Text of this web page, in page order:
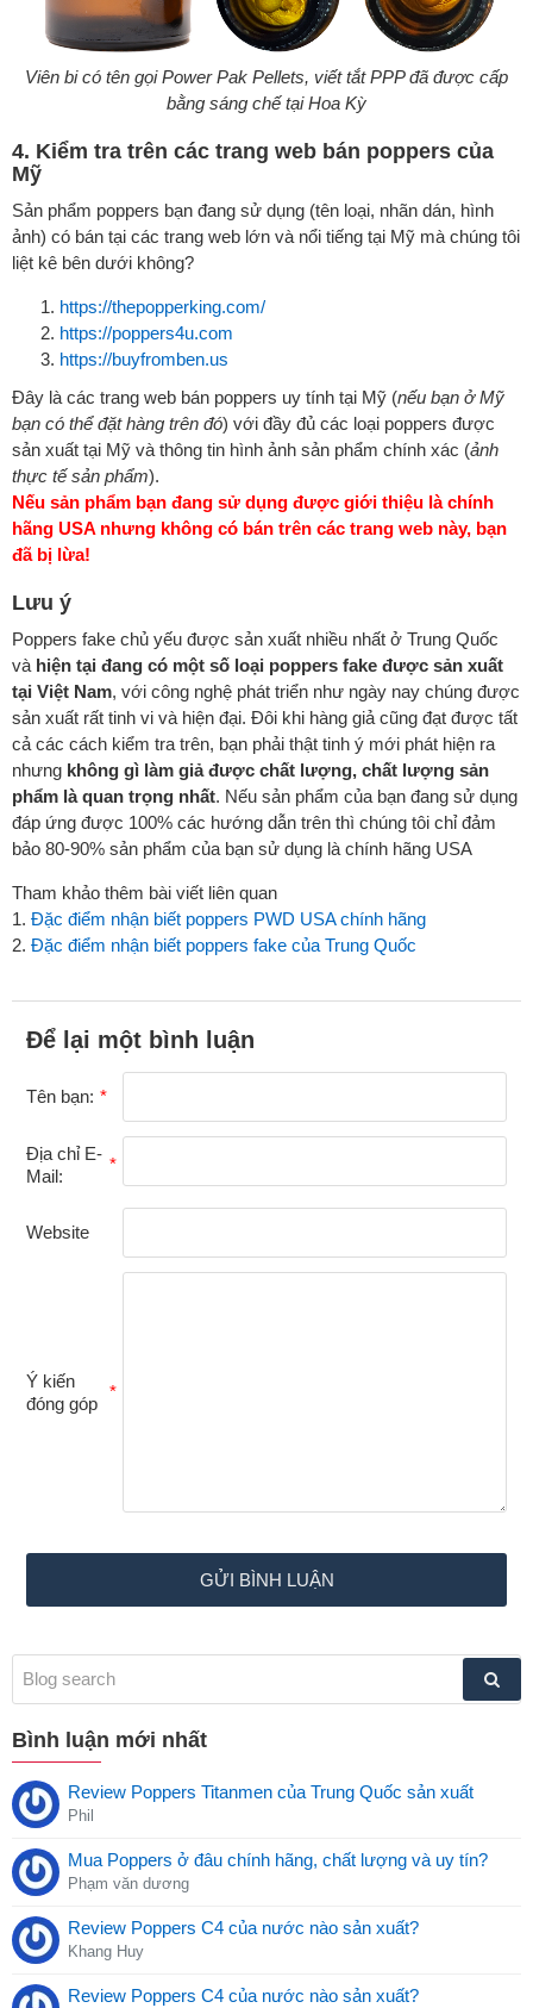
Viên bi có tên gọi Power Pak Pellets, viết tắt PPP đã được cấp
bằng sáng chế tại Hoa Kỳ
4. Kiểm tra trên các trang web bán poppers của
Mỹ
Sản phẩm poppers bạn đang sử dụng (tên loại, nhãn dán, hình
ảnh) có bán tại các trang web lớn và nổi tiếng tại Mỹ mà chúng tôi
liệt kê bên dưới không?
https://thepopperking.com/
https://poppers4u.com
https://buyfromben.us
Đây là các trang web bán poppers uy tính tại Mỹ (nếu bạn ở Mỹ
bạn có thể đặt hàng trên đó) với đầy đủ các loại poppers được
sản xuất tại Mỹ và thông tin hình ảnh sản phẩm chính xác (ảnh
thực tế sản phẩm).
Nếu sản phẩm bạn đang sử dụng được giới thiệu là chính
hãng USA nhưng không có bán trên các trang web này, bạn
đã bị lừa!
Lưu ý
Poppers fake chủ yếu được sản xuất nhiều nhất ở Trung Quốc
và hiện tại đang có một số loại poppers fake được sản xuất
tại Việt Nam, với công nghệ phát triển như ngày nay chúng được
sản xuất rất tinh vi và hiện đại. Đôi khi hàng giả cũng đạt được tất
cả các cách kiểm tra trên, bạn phải thật tinh ý mới phát hiện ra
nhưng không gì làm giả được chất lượng, chất lượng sản
phẩm là quan trọng nhất. Nếu sản phẩm của bạn đang sử dụng
đáp ứng được 100% các hướng dẫn trên thì chúng tôi chỉ đảm
bảo 80-90% sản phẩm của bạn sử dụng là chính hãng USA
Tham khảo thêm bài viết liên quan
1. Đặc điểm nhận biết poppers PWD USA chính hãng
2. Đặc điểm nhận biết poppers fake của Trung Quốc
Để lại một bình luận
Tên bạn:
Địa chỉ E-
Mail:
Website
Ý kiến
đóng góp
GỬI BÌNH LUẬN
Bình luận mới nhất
Review Poppers Titanmen của Trung Quốc sản xuất
Phil
Mua Poppers ở đâu chính hãng, chất lượng và uy tín?
Phạm văn dương
Review Poppers C4 của nước nào sản xuất?
Khang Huy
Review Poppers C4 của nước nào sản xuất?